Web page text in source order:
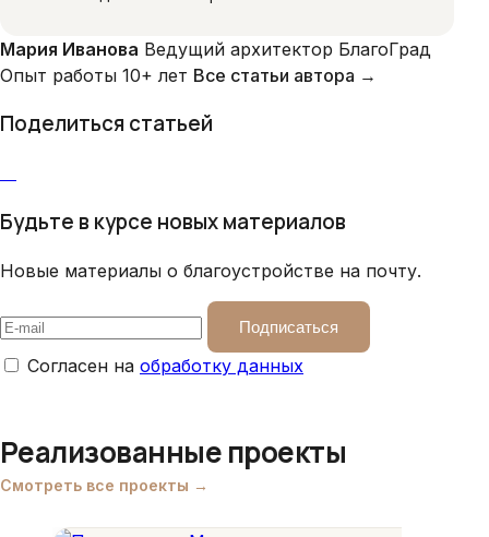
Мария Иванова Ведущий архитектор БлагоГрад
Опыт работы 10+ лет Все статьи автора →
Поделиться статьей
Будьте в курсе новых материалов
Новые материалы о благоустройстве на почту.
Подписаться
Согласен на обработку данных
Реализованные проекты
Смотреть все проекты →